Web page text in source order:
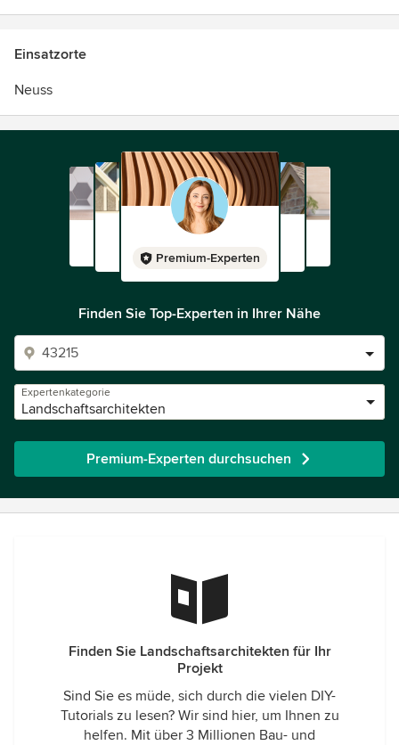
Einsatzorte
Neuss
Premium-Experten
Finden Sie Top-Experten in Ihrer Nähe
Expertenkategorie
Landschaftsarchitekten
Premium-Experten durchsuchen
Finden Sie Landschaftsarchitekten für Ihr
Projekt
Sind Sie es müde, sich durch die vielen DIY-
Tutorials zu lesen? Wir sind hier, um Ihnen zu
helfen. Mit über 3 Millionen Bau- und